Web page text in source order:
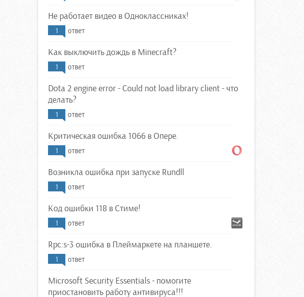
Не работает видео в Одноклассниках!
1 ответ
Как выключить дождь в Minecraft?
1 ответ
Dota 2 engine error - Could not load library client - что
делать?
1 ответ
Критическая ошибка 1066 в Опере.
1 ответ
Возникла ошибка при запуске Rundll
1 ответ
Код ошибки 118 в Стиме!
1 ответ
Rpc:s-3 ошибка в Плеймаркете на планшете.
1 ответ
Microsoft Security Essentials - помогите
приостановить работу антивируса!!!